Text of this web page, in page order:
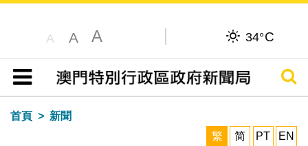
A A A 34°C
目錄
搜尋
首頁
新聞
繁
简 PT EN